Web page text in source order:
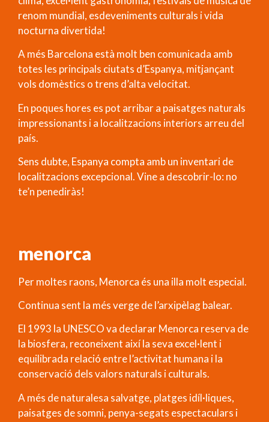
renom mundial, esdeveniments culturals i vida
nocturna divertida!
A més Barcelona està molt ben comunicada amb
totes les principals ciutats d’Espanya, mitjançant
vols domèstics o trens d’alta velocitat.
En poques hores es pot arribar a paisatges naturals
impressionants i a localitzacions interiors arreu del
país.
Sens dubte, Espanya compta amb un inventari de
localitzacions excepcional. Vine a descobrir-lo: no
te’n penediràs!
menorca
Per moltes raons, Menorca és una illa molt especial.
Continua sent la més verge de l’arxipèlag balear.
El 1993 la UNESCO va declarar Menorca reserva de
la biosfera, reconeixent així la seva excel·lent i
equilibrada relació entre l’activitat humana i la
conservació dels valors naturals i culturals.
A més de naturalesa salvatge, platges idíl·liques,
paisatges de somni, penya-segats espectaculars i